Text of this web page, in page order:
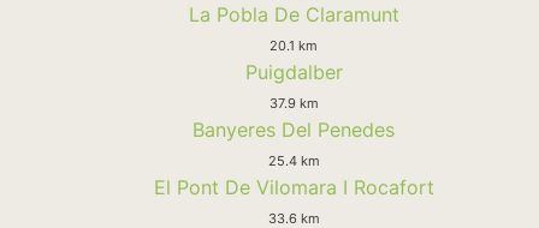
La Pobla De Claramunt
20.1 km
Puigdalber
37.9 km
Banyeres Del Penedes
25.4 km
El Pont De Vilomara I Rocafort
33.6 km